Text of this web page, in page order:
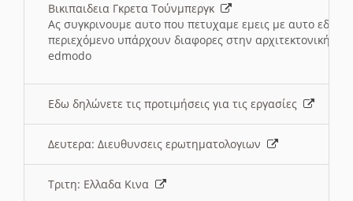
Βικιπαιδεια Γκρετα Τούνμπεργκ
Ας συγκρινουμε αυτο που πετυχαμε εμεις με αυτο εδω
περιεχόμενο υπάρχουν διαφορες στην αρχιτεκτονική
edmodo
Εδω δηλώνετε τις προτιμήσεις για τις εργασίες
Δευτερα: Διευθυνσεις ερωτηματολογιων
Τριτη: Ελλαδα Κινα